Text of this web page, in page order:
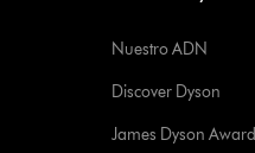
Nuestro ADN
Discover Dyson
James Dyson Award